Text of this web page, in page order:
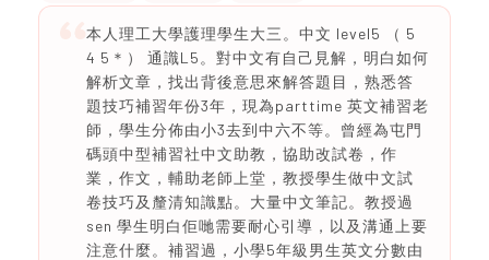
本人理工大學護理學生大三。中文 level5 （ 5
4 5＊） 通識L5。對中文有自己見解，明白如何
解析文章，找出背後意思來解答題目，熟悉答
題技巧補習年份3年，現為parttime 英文補習老
師，學生分佈由小3去到中六不等。曾經為屯門
碼頭中型補習社中文助教，協助改試卷，作
業，作文，輔助老師上堂，教授學生做中文試
卷技巧及釐清知識點。大量中文筆記。教授過
sen 學生明白佢哋需要耐心引導，以及溝通上要
注意什麼。補習過，小學5年級男生英文分數由